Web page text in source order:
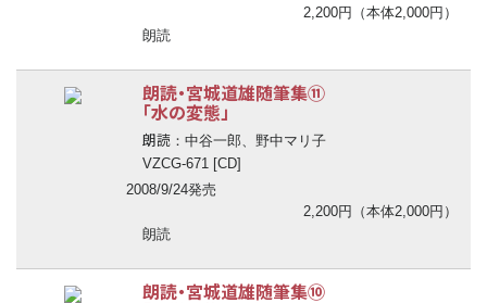
2,200円（本体2,000円）
朗読
朗読・宮城道雄随筆集⑪
「水の変態」
朗読 ：中谷一郎、野中マリ子
VZCG-671 [CD]
2008/9/24発売
2,200円（本体2,000円）
朗読
朗読・宮城道雄随筆集⑩